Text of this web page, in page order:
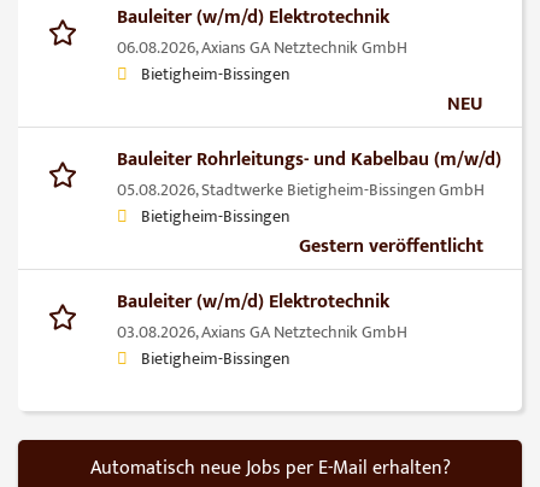
Bauleiter (w/m/d) Elektrotechnik
06.08.2026,Axians GA Netztechnik GmbH
Bietigheim-Bissingen
NEU
Bauleiter Rohrleitungs- und Kabelbau (m/w/d)
05.08.2026,Stadtwerke Bietigheim-Bissingen GmbH
Bietigheim-Bissingen
Gestern veröffentlicht
Bauleiter (w/m/d) Elektrotechnik
03.08.2026,Axians GA Netztechnik GmbH
Bietigheim-Bissingen
Automatisch neue Jobs per E-Mail erhalten?